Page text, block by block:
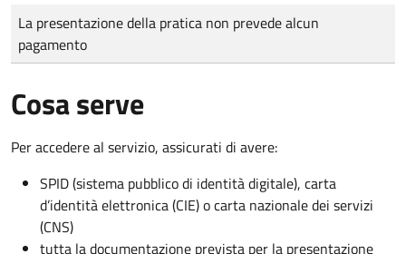
Tipo di pagamento
Importo
La presentazione della pratica non prevede alcun
pagamento
Cosa serve
Per accedere al servizio, assicurati di avere:
SPID (sistema pubblico di identità digitale), carta
d’identità elettronica (CIE) o carta nazionale dei servizi
(CNS)
tutta la documentazione prevista per la presentazione